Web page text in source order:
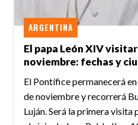
El papa León XIV
noviembre: fechas y
ARGENTINA
El Pontífice permanecerá
de noviembre y recorrerá
Luján. Será la primera visita